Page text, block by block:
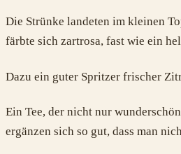
Die Strünke landeten im kleinen
färbte sich zartrosa, fast wie ein
Dazu ein guter Spritzer frischer
Ein Tee, der nicht nur
ergänzen sich so gut, dass man